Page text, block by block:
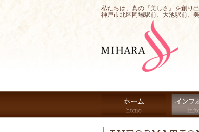
私たちは、真の『美しさ』を創り
神戸市北区岡場駅前、大池駅前、